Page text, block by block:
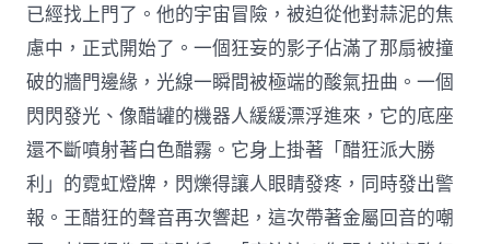
已經找上門了。他的宇宙冒險，被迫從他對蒜泥的焦
慮中，正式開始了。一個狂妄的影子佔滿了那扇被撞
破的牆門邊緣，光線一瞬間被極端的酸氣扭曲。一個
閃閃發光、像醋罐的機器人緩緩漂浮進來，它的底座
還不斷噴射著白色醋霧。它身上掛著「醋狂派大勝
利」的霓虹燈牌，閃爍得讓人眼睛發疼，同時發出警
報。王醋狂的聲音再次響起，這次帶著金屬回音的嘲